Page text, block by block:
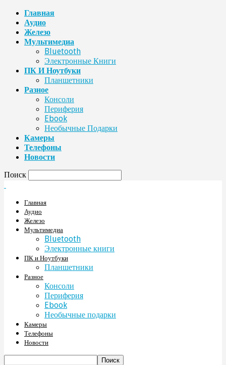
Главная
Аудио
Железо
Мультимедиа
Bluetooth
Электронные Книги
ПК И Ноутбуки
Планшетники
Разное
Консоли
Периферия
Ebook
Необычные Подарки
Камеры
Телефоны
Новости
Поиск
Главная
Аудио
Железо
Мультимедиа
Bluetooth
Электронные книги
ПК и Ноутбуки
Планшетники
Разное
Консоли
Периферия
Ebook
Необычные подарки
Камеры
Телефоны
Новости